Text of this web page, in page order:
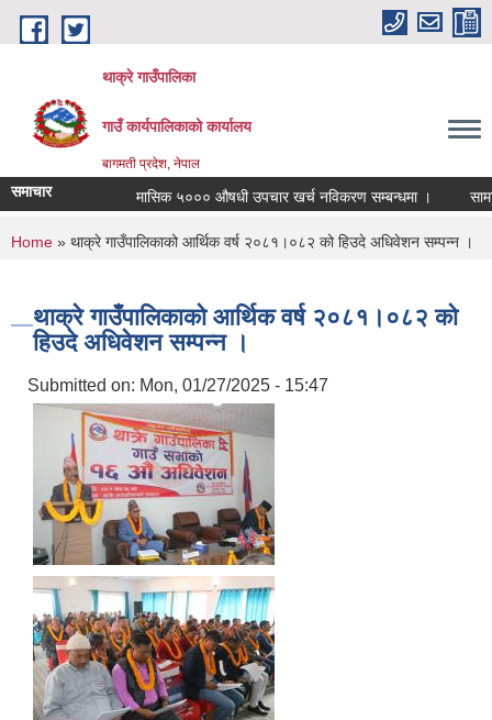
Skip to main content
थाक्रे गाउँपालिका
गाउँ कार्यपालिकाको कार्यालय
बागमती प्रदेश, नेपाल
समाचार मासिक ५००० औषधी उपचार खर्च नविकरण सम्बन्धमा ।
You are here
Home » थाक्रे गाउँपालिकाको आर्थिक वर्ष २०८१।०८२ को हिउदे अधिवेशन सम्पन्न ।
थाक्रे गाउँपालिकाको आर्थिक वर्ष २०८१।०८२ को
हिउदे अधिवेशन सम्पन्न ।
Submitted on: Mon, 01/27/2025 - 15:47